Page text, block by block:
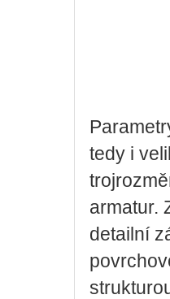
tedy i
armatur.
detailní